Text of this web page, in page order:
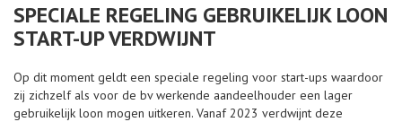
SPECIALE REGELING GEBRUIKELIJK LOON
START-UP VERDWIJNT
Op dit moment geldt een speciale regeling voor start-ups waardoor
zij zichzelf als voor de bv werkende aandeelhouder een lager
gebruikelijk loon mogen uitkeren. Vanaf 2023 verdwijnt deze